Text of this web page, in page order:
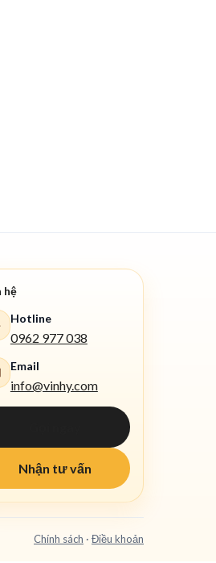
hệ
Hotline
0962 977 038
Email
info@vinhy.com
Nhận tư vấn
Chính sách · Điều khoản